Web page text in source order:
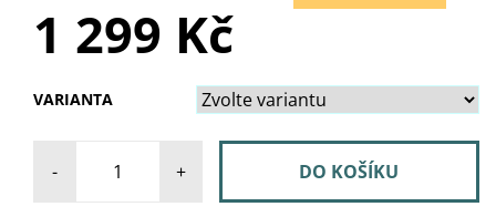
1 299 Kč
VARIANTA
- +